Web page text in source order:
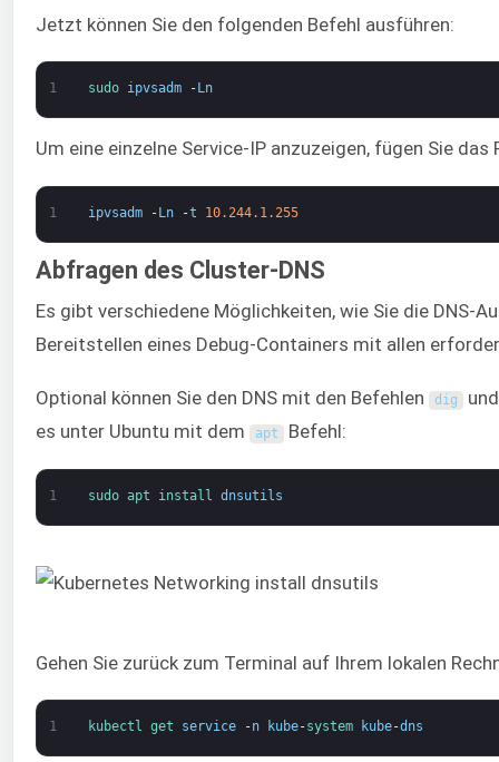
Jetzt können Sie den folgenden Befehl ausführen:
1 sudo ipvsadm - Ln
Um eine einzelne Service-IP anzuzeigen, fügen Sie das
1 ipvsadm -Ln -t 10.244.1.255
Abfragen des Cluster-DNS
Es gibt verschiedene Möglichkeiten, wie Sie die DNS-
Bereitstellen eines Debug-Containers mit allen
Optional können Sie den DNS mit den Befehlen dig
es unter Ubuntu mit dem
apt Befehl:
1 sudo apt install dnsutils
Gehen Sie zurück zum Terminal auf Ihrem lokalen
1 kubectl get service -n kube-system kube-dns